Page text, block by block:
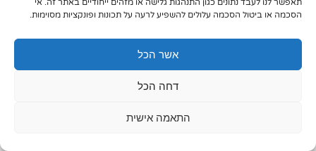
תאפשר לנו לעבד נתונים כגון התנהגות גלישה או מזהים ייחודיים באתר זה. אי
הסכמה או ביטול הסכמה עלולים להשפיע לרעה על תכונות ופונקציות מסוימות.
אשר הכל
דחה הכל
התאמה אישית
הפלד 7, חולון
info@extra.co.il